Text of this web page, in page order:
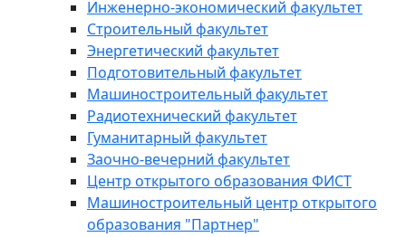
Инженерно-экономический факультет
Строительный факультет
Энергетический факультет
Подготовительный факультет
Машиностроительный факультет
Радиотехнический факультет
Гуманитарный факультет
Заочно-вечерний факультет
Центр открытого образования ФИСТ
Машиностроительный центр открытого
образования "Партнер"